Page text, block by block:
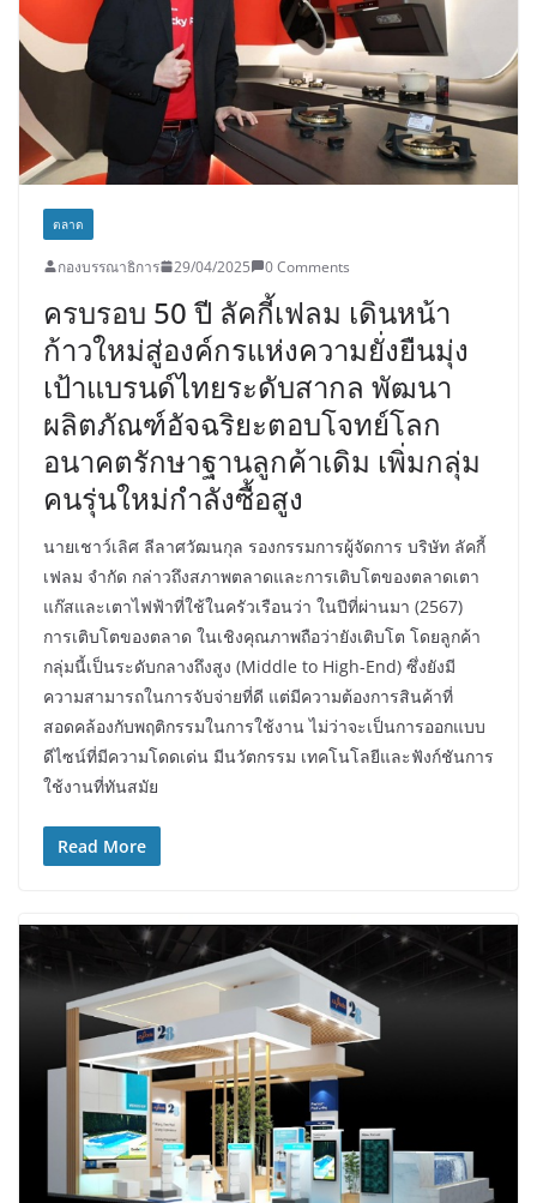
ตลาด
กองบรรณาธิการ 29/04/2025 0 Comments
ครบรอบ 50 ปี ลัคกี้เฟลม เดินหน้า
ก้าวใหม่สู่องค์กรแห่งความยั่งยืนมุ่ง
เป้าแบรนด์ไทยระดับสากล พัฒนา
ผลิตภัณฑ์อัจฉริยะตอบโจทย์โลก
อนาคตรักษาฐานลูกค้าเดิม เพิ่มกลุ่ม
คนรุ่นใหม่กำลังซื้อสูง
นายเชาว์เลิศ ลีลาศวัฒนกุล รองกรรมการผู้จัดการ บริษัท ลัคกี้
เฟลม จำกัด กล่าวถึงสภาพตลาดและการเติบโตของตลาดเตา
แก๊สและเตาไฟฟ้าที่ใช้ในครัวเรือนว่า ในปีที่ผ่านมา (2567)
การเติบโตของตลาด ในเชิงคุณภาพถือว่ายังเติบโต โดยลูกค้า
กลุ่มนี้เป็นระดับกลางถึงสูง (Middle to High-End) ซึ่งยังมี
ความสามารถในการจับจ่ายที่ดี แต่มีความต้องการสินค้าที่
สอดคล้องกับพฤติกรรมในการใช้งาน ไม่ว่าจะเป็นการออกแบบ
ดีไซน์ที่มีความโดดเด่น มีนวัตกรรม เทคโนโลยีและฟังก์ชันการ
ใช้งานที่ทันสมัย
Read More